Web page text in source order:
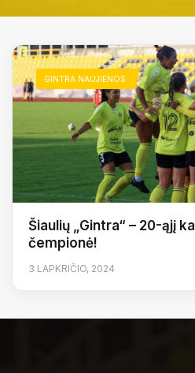
GINTRA NAUJIENOS
Šiaulių „Gintra“ – 20-ąjį
čempionė!
3 LAPKRIČIO, 2024